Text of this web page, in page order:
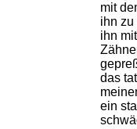
mit
ihn
ihn
das
ein